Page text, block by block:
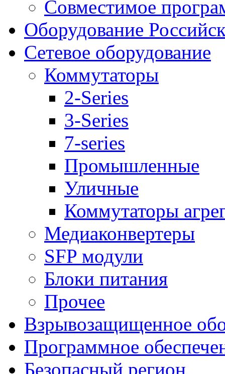
Совместимое
Оборудование
Сетевое оборудование
Коммутаторы
2-Series
3-Series
7-series
Промышленные
Уличные
Коммутаторы
Медиаконвертеры
SFP модули
Блоки питания
Прочее
Взрывозащищенное
Программное
Безопасный регион